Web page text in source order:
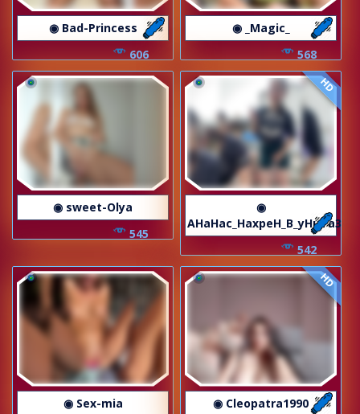
◉ Bad-Princess
606
◉ _Magic_
568
◉ sweet-Olya
545
HD
◉
AHaHac_HaxpeH_B_yHuTa3
542
◉ Sex-mia
HD
◉ Cleopatra1990